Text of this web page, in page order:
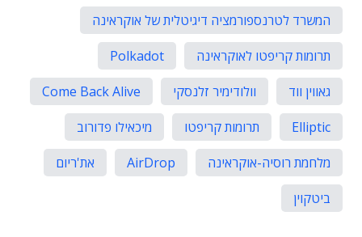
המשרד לטרנספורמציה דיגיטלית של אוקראינה
תרומות קריפטו לאוקראינה
Polkadot
גאווין ווד
וולודימיר זלנסקי
Come Back Alive
Elliptic
תרומות קריפטו
מיכאילו פדורוב
מלחמת רוסיה-אוקראינה
AirDrop
את'ריום
ביטקוין